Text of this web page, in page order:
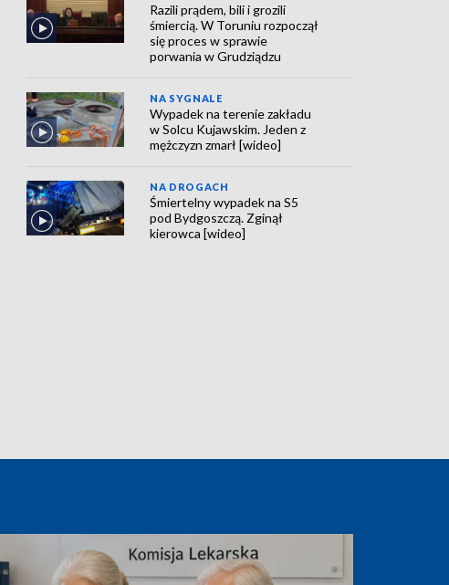
Razili prądem, bili i grozili
śmiercią. W Toruniu rozpoczął
się proces w sprawie
porwania w Grudziądzu
NA SYGNALE
Wypadek na terenie zakładu
w Solcu Kujawskim. Jeden z
mężczyzn zmarł [wideo]
NA DROGACH
Śmiertelny wypadek na S5
pod Bydgoszczą. Zginął
kierowca [wideo]